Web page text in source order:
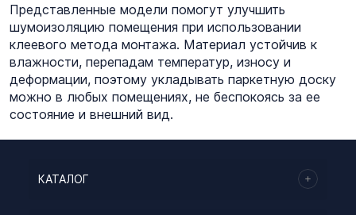
Представленные модели помогут улучшить
шумоизоляцию помещения при использовании
клеевого метода монтажа. Материал устойчив к
влажности, перепадам температур, износу и
деформации, поэтому укладывать паркетную доску
можно в любых помещениях, не беспокоясь за ее
состояние и внешний вид.
КАТАЛОГ